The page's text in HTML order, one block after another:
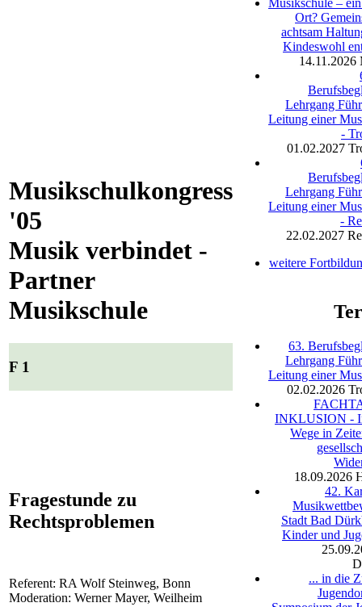
Musikschulkongress
'05
Musik verbindet -
Partner
Musikschule
F 1
Fragestunde zu
Rechtsproblemen
Referent: RA Wolf Steinweg, Bonn
Moderation: Werner Mayer, Weilheim
Ort?
achtsam
Kindeswohl
14.11.2026
Lehrgang
Leitung einer
-
01.02.2027
Lehrgang
Leitung einer
-
22.02.2027
weitere
63.
Lehrgang
Leitung einer
02.02.2026
INKLUSION -
Wege in
18.09.2026
42.
Stadt Bad
Kinder und
... in die